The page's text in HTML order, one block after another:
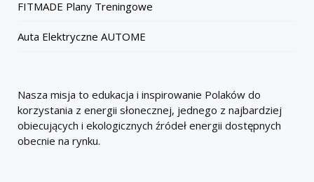
FITMADE Plany Treningowe
Auta Elektryczne AUTOME
Nasza misja to edukacja i inspirowanie Polaków do
korzystania z energii słonecznej, jednego z najbardziej
obiecujących i ekologicznych źródeł energii dostępnych
obecnie na rynku.